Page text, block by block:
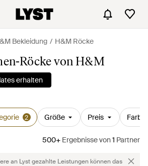
Bekleidung H&M Röcke
Röcke von H&M
erhalten
2 Größe Preis Farbe
500+ Ergebnissevon1 Partner
an Lyst gezahlte Leistungen können das